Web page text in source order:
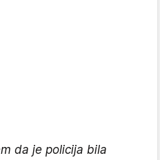
da je policija bila